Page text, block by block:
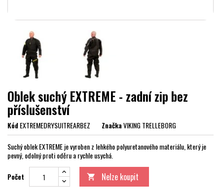
Oblek suchý EXTREME - zadní zip bez
příslušenství
KódEXTREMEDRYSUITREARBEZ ZnačkaVIKING TRELLEBORG
Suchý oblek EXTREME je vyroben z lehkého polyuretanového materiálu, který je
pevný, odolný proti oděru a rychle usychá.
Počet  Nelze koupit